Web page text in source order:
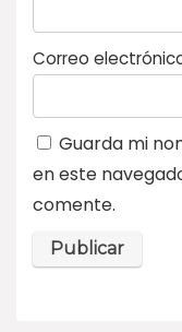
Correo
Guarda mi
en este
comente.